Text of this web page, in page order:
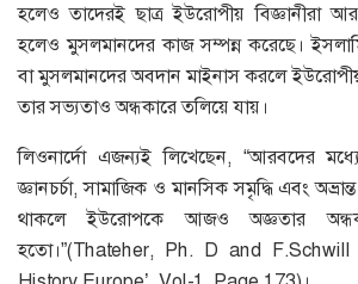
হলেও তাদেরই ছাত্র ইউরোপীয়
হলেও মুসলমানদের কাজ সম্পন্ন করেছে।
বা মুসলমানদের অবদান মাইনাস করলে
তার সভ্যতাও অন্ধকারে তলিয়ে যায়।
লিওনার্দো এজন্যই লিখেছেন, “আরবদের
জ্ঞানচর্চা, সামাজিক ও মানসিক সমৃদ্ধি এবং অভ্রান্ত
থাকলে ইউরোপকে আজও অজ্ঞতার
হতো।”(Thateher, Ph. D and F.Schwill